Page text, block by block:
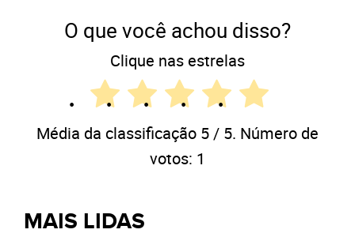
O que você achou disso?
Clique nas estrelas
Média da classificação 5/ 5. Número de
votos: 1
MAIS LIDAS